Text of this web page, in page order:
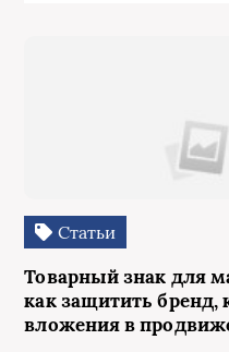
Статьи
Товарный знак для
как защитить бренд,
вложения в